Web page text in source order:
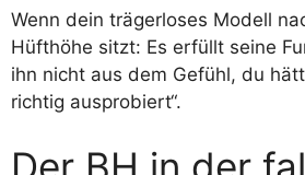
Wenn dein trägerloses Modell
Hüfthöhe sitzt: Es erfüllt seine
ihn nicht aus dem Gefühl, du
richtig ausprobiert“.